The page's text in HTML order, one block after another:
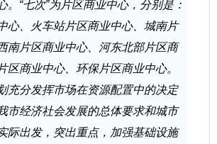
。 “七次”为片区商业中心， 分别是：
心、
火车站片区商业中心、 城南片
南片区商业中心、
河东北部片区商
区商业中心、 环保片区商业中心。
分发挥市场在资源配置中的决定
市经济社会发展的总体要求和城市
际出发， 突出重点， 加强基础设施